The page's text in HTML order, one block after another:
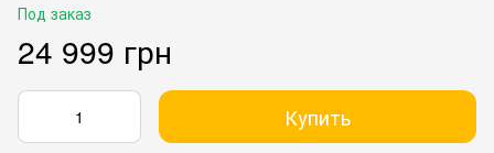
Под заказ
24 999 грн
Купить